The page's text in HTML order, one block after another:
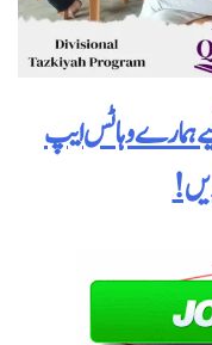
ہمارے وہاٹس ایپ